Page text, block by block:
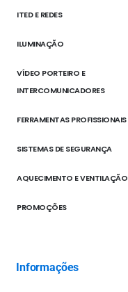
ITED E REDES
ILUMINAÇÃO
VÍDEO PORTEIRO E
INTERCOMUNICADORES
FERRAMENTAS PROFISSIONAIS
SISTEMAS DE SEGURANÇA
AQUECIMENTO E VENTILAÇÃO
PROMOÇÕES
Informações